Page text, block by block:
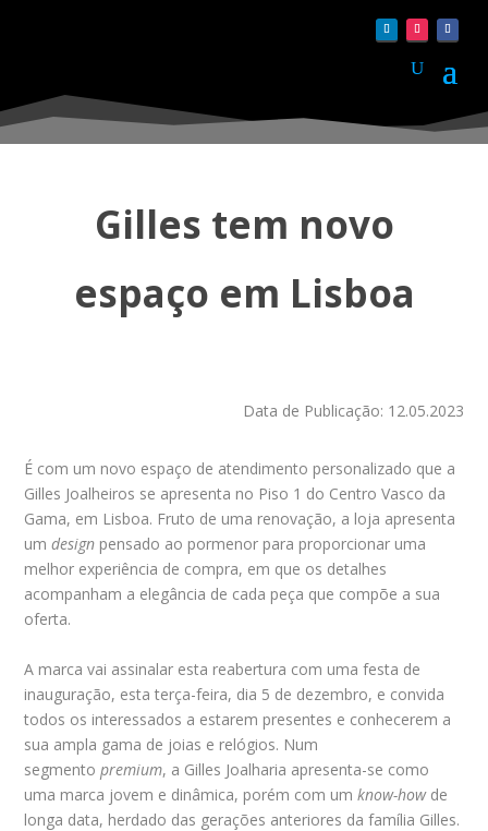
Gilles tem novo
espaço em Lisboa
Data de Publicação: 12.05.2023
É com um novo espaço de atendimento personalizado que a
Gilles Joalheiros se apresenta no Piso 1 do Centro Vasco da
Gama, em Lisboa. Fruto de uma renovação, a loja apresenta
umdesign pensado ao pormenor para proporcionar uma
melhor experiência de compra, em que os detalhes
acompanham a elegância de cada peça que compõe a sua
oferta.
A marca vai assinalar esta reabertura com uma festa de
inauguração, esta terça-feira, dia 5 de dezembro, e convida
todos os interessados a estarem presentes e conhecerem a
sua ampla gama de joias e relógios. Num
segmentopremium, a Gilles Joalharia apresenta-se como
uma marca jovem e dinâmica, porém com umknow-howde
longa data, herdado das gerações anteriores da família Gilles.